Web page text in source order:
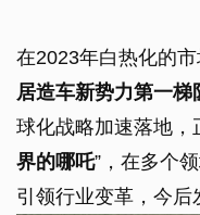
在2023年白热化的市
居造车新势力第一梯
球化战略加速落地，
界的哪吒”，在多个
引领行业变革，今后